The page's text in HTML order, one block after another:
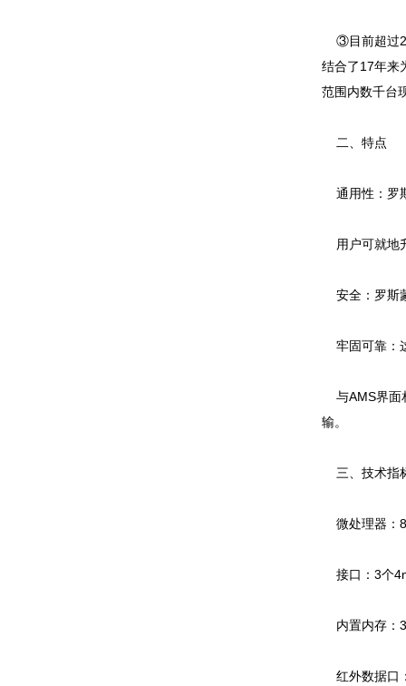
③目前超过
结合了17年来
范围内数千台
二、特点
通用性：罗
用户可就地
安全：罗斯
牢固可靠：
与AMS界面
输。
三、技术指
微处理器：
接口：3个
内置内存：
红外数据口